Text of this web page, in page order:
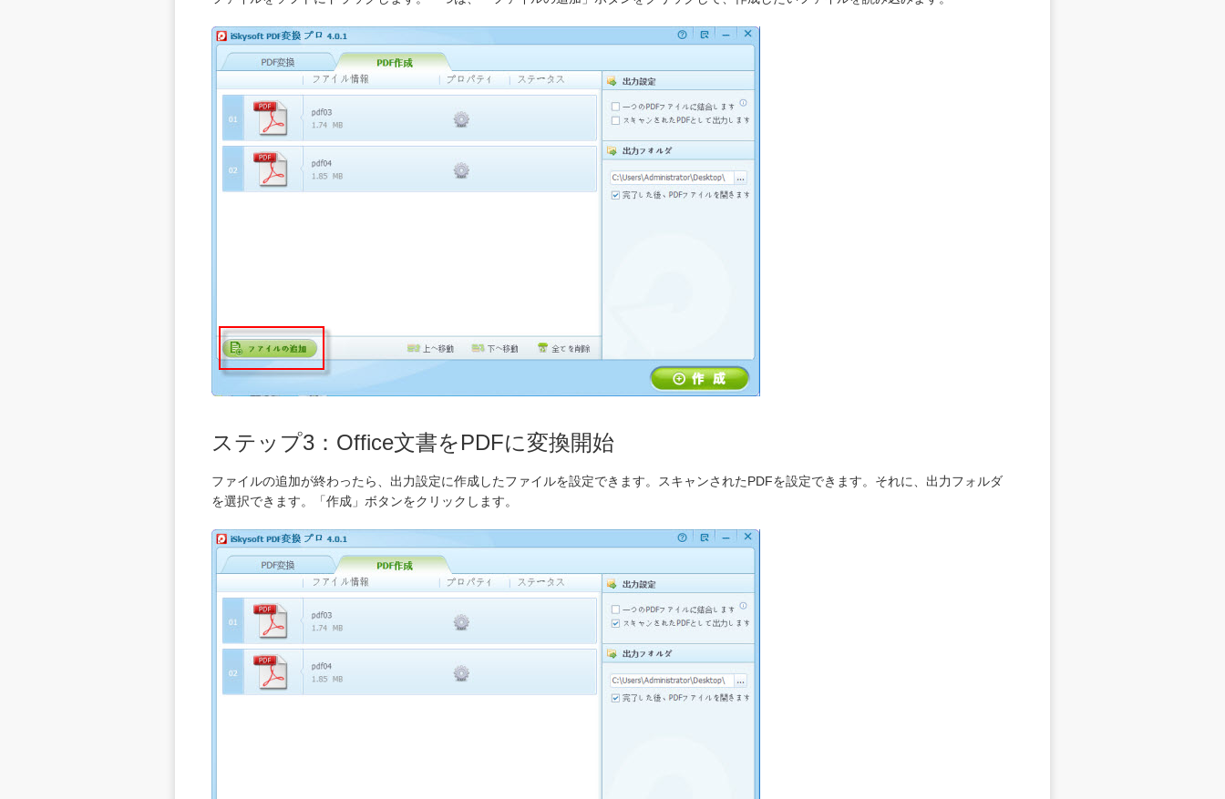
ステップ3：Office文書をPDFに変換開始
ファイルの追加が終わったら、出力設定に作成したファイルを設定できます。スキャンされたPDFを設定できます。それに、出力フォルダ
を選択できます。「作成」ボタンをクリックします。